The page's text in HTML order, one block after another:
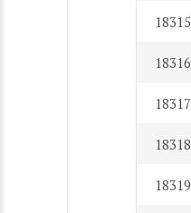
18315
18316
18317
18318
18319